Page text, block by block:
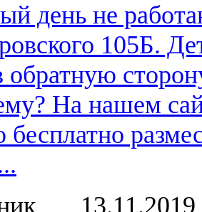
день не
105Б.
обратную
На нашем
бесплатно
13.11.2019